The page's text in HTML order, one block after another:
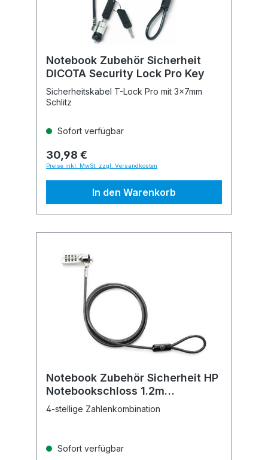
Notebook Zubehör Sicherheit
DICOTA Security Lock Pro Key
Sicherheitskabel T-Lock Pro mit 3x7mm
Schlitz
Sofort verfügbar
30,98 €
Preise inkl. MwSt. zzgl. Versandkosten
In den Warenkorb
Notebook Zubehör Sicherheit HP
Notebookschloss 1.2m
Kombination
4-stellige Zahlenkombination
Sofort verfügbar